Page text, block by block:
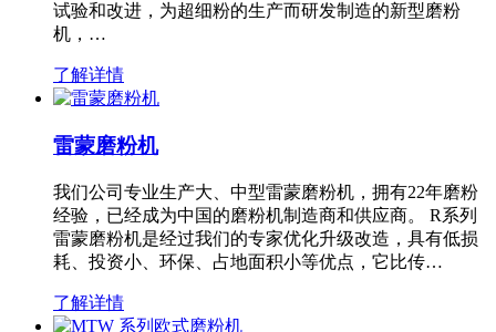
试验和改进，为超细粉的生产而研发制造的新型磨粉
机，…
了解详情
雷蒙磨粉机
我们公司专业生产大、中型雷蒙磨粉机，拥有22年磨粉
经验，已经成为中国的磨粉机制造商和供应商。 R系列
雷蒙磨粉机是经过我们的专家优化升级改造，具有低损
耗、投资小、环保、占地面积小等优点，它比传…
了解详情